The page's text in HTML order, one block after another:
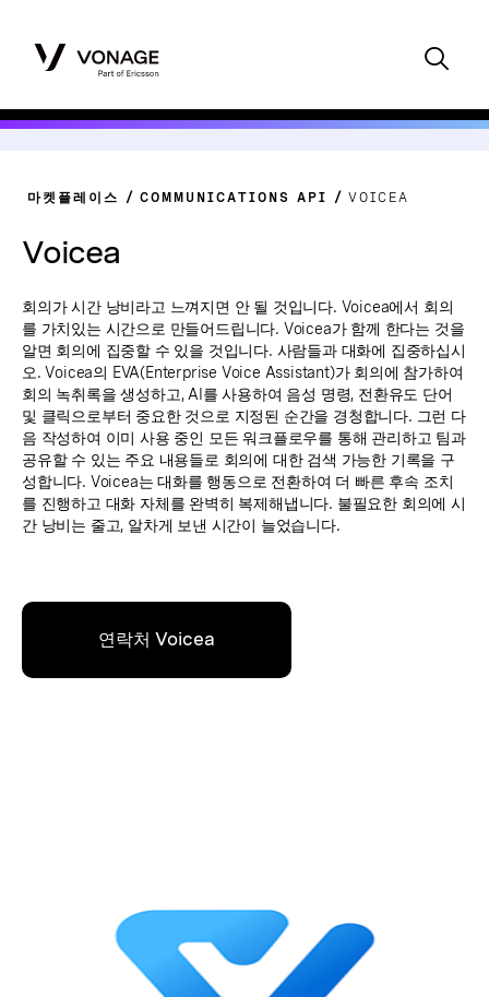
마켓플레이스 COMMUNICATIONS API VOICEA
Voicea
회의가 시간 낭비라고 느껴지면 안 될 것입니다. Voicea에서 회의
를 가치있는 시간으로 만들어드립니다. Voicea가 함께 한다는 것을
알면 회의에 집중할 수 있을 것입니다. 사람들과 대화에 집중하십시
오. Voicea의 EVA(Enterprise Voice Assistant)가 회의에 참가하여
회의 녹취록을 생성하고, AI를 사용하여 음성 명령, 전환유도 단어
및 클릭으로부터 중요한 것으로 지정된 순간을 경청합니다. 그런 다
음 작성하여 이미 사용 중인 모든 워크플로우를 통해 관리하고 팀과
공유할 수 있는 주요 내용들로 회의에 대한 검색 가능한 기록을 구
성합니다. Voicea는 대화를 행동으로 전환하여 더 빠른 후속 조치
를 진행하고 대화 자체를 완벽히 복제해냅니다. 불필요한 회의에 시
간 낭비는 줄고, 알차게 보낸 시간이 늘었습니다.
연락처 Voicea